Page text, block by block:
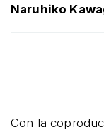
Naruhiko
Con la